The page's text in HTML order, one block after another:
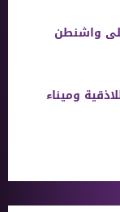
واشنطن
وميناء